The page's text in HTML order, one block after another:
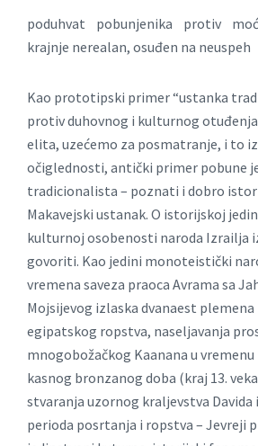
poduhvat pobunjenika protiv
krajnje nerealan, osuđen na neuspeh
Kao prototipski primer “ustanka
protiv duhovnog i kulturnog
elita, uzećemo za posmatranje, i to
očiglednosti, antički primer pobune
tradicionalista – poznati i dobro
Makavejski ustanak. O istorijskoj
kulturnoj osobenosti naroda Izrailja
govoriti. Kao jedini monoteistički
vremena saveza praoca Avrama sa
Mojsijevog izlaska dvanaest
egipatskog ropstva, naseljavanja
mnogobožačkog Kaanana u
kasnog bronzanog doba (kraj 13.
stvaranja uzornog kraljevstva Davida
perioda posrtanja i ropstva – Jevreji